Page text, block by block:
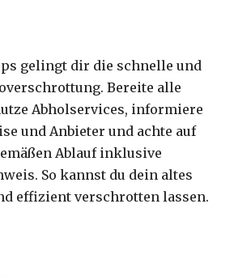
gelingt dir die schnelle und
Bereite alle
Abholservices, informiere
und Anbieter und achte auf
Ablauf inklusive
So kannst du dein altes
effizient verschrotten lassen.